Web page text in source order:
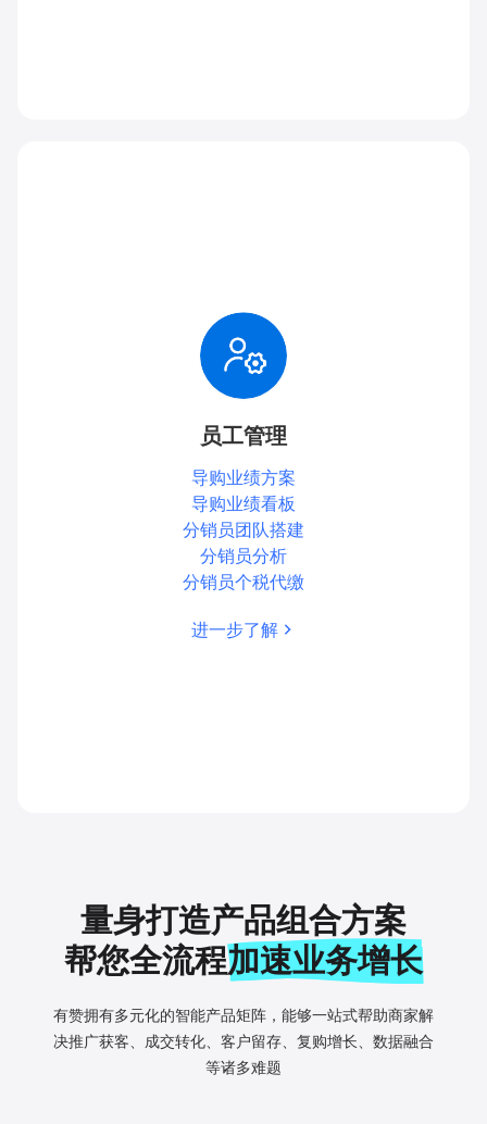
员工管理
导购业绩方案
导购业绩看板
分销员团队搭建
分销员分析
分销员个税代缴
进一步了解
量身打造产品组合方案
帮您全流程加速业务增长
有赞拥有多元化的智能产品矩阵，能够一站式帮助商家解
决推广获客、成交转化、客户留存、复购增长、数据融合
等诸多难题